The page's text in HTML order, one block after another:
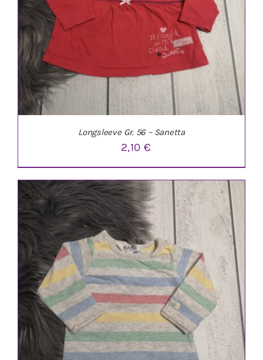
IN DEN WARENKORB / DETAILS
Longsleeve Gr. 56 – Sanetta
2,10 €